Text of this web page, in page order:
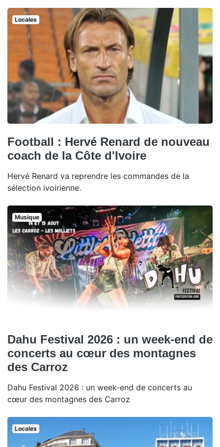
Locales
Football : Hervé Renard de nouveau
coach de la Côte d'Ivoire
Hervé Renard va reprendre les commandes de la
sélection ivoirienne.
Musique
Dahu Festival 2026 : un week-end de
concerts au cœur des montagnes
des Carroz
Dahu Festival 2026 : un week-end de concerts au
cœur des montagnes des Carroz
Locales